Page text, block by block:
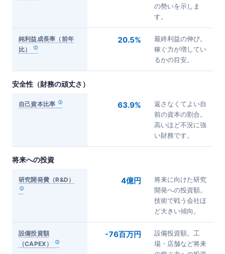
の勢いを示しま
す。
純利益成長率（前年
比）
20.5%
最終利益の伸び。
稼ぐ力が増してい
るかの目安。
安全性（財務の頑丈さ）
自己資本比率 63.9%
返さなくてよい自
前の資本の割合。
高いほど不況に強
い財務です。
将来への投資
研究開発費（R&D） 4億円
将来に向けた研究
開発への投資額。
技術で戦う会社ほ
ど大きい傾向。
設備投資額
（CAPEX）
-76百万円
設備投資額。工
場・店舗など将来